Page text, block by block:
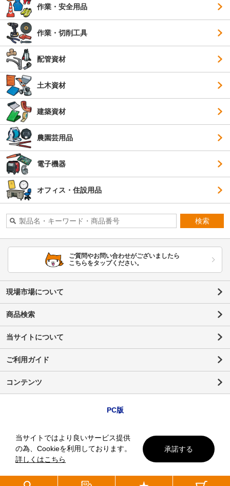
作業・安全用品
作業・切削工具
配管資材
土木資材
建築資材
農園芸用品
電子機器
オフィス・住設用品
検索
ご質問やお問い合わせがございましたら
こちらをタップください。
現場市場について
商品検索
当サイトについて
ご利用ガイド
コンテンツ
PC版
当サイトではより良いサービス提供
の為、Cookieを利用しております。
詳しくはこちら
承諾する